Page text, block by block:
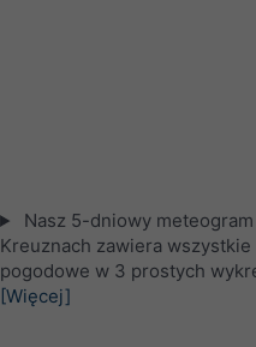
Nasz 5-dniowy
Kreuznach zawiera
pogodowe w 3 prostych
[Więcej]